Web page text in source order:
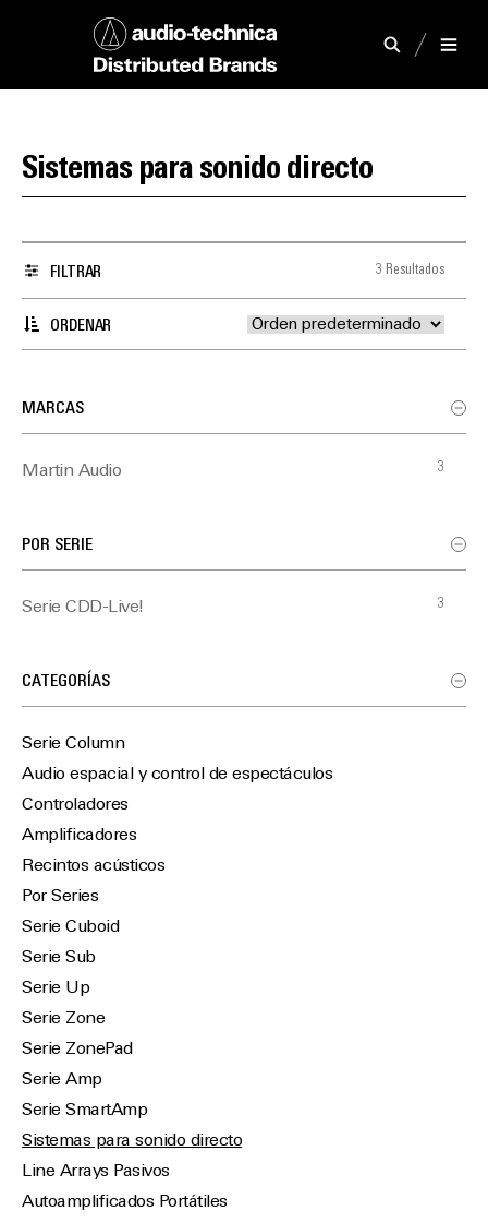
Sistemas para sonido directo
ORDENAR
FILTRAR 3 Resultados
MARCAS
Martin Audio 3
POR SERIE
Serie CDD-Live! 3
CATEGORÍAS
Serie Column
Audio espacial y control de espectáculos
Controladores
Amplificadores
Recintos acústicos
Por Series
Serie Cuboid
Serie Sub
Serie Up
Serie Zone
Serie ZonePad
Serie Amp
Serie SmartAmp
Sistemas para sonido directo
Line Arrays Pasivos
Autoamplificados Portátiles